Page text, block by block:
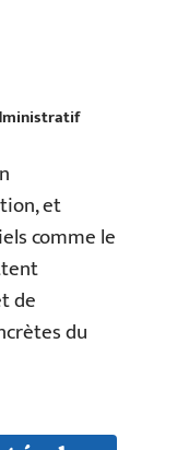
et
comme le
de
du